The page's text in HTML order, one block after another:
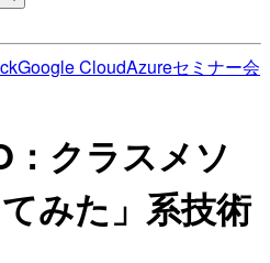
Google CloudAzureセミナー会
クラスメソ
みた」系技術